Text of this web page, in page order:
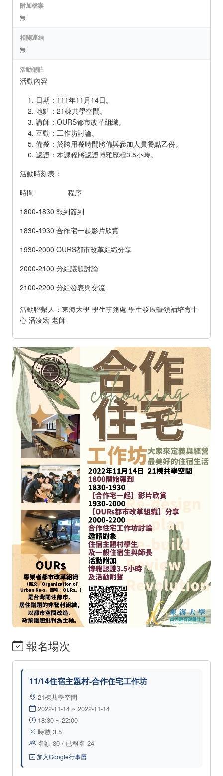
附加檔案
無
相關連結
無
活動備註
活動內容
日期：111年11月14日。
地點：21棟共學空間。
講師：OURS都市改革組織。
互動：工作坊討論。
備餐：於跨用餐時間將備與參加人員餐點乙份。
認證：本課程將認證博雅歷程3.5小時。
活動時刻表：
時間 程序
1800-1830 報到簽到
1830-1930 合作宅一起影片欣賞
1930-2000 OURS都市改革組織分享
2000-2100 分組議題討論
2100-2200 分組發表與交流
活動聯繫人：東海大學 學生事務處 學生發展暨領袖培育中
心 潘凌宏 老師
報名場次
11/14住宿主題村-合作住宅工作坊
21棟共學空間
2022-11-14 ~ 2022-11-14
18:30 ~ 22:00
時數 3.5
名額 30 / 已報名 24
加入Google行事曆